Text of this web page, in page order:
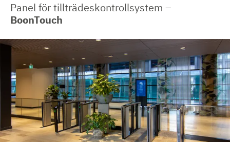
Panel för tillträdeskontrollsystem –
BoonTouch